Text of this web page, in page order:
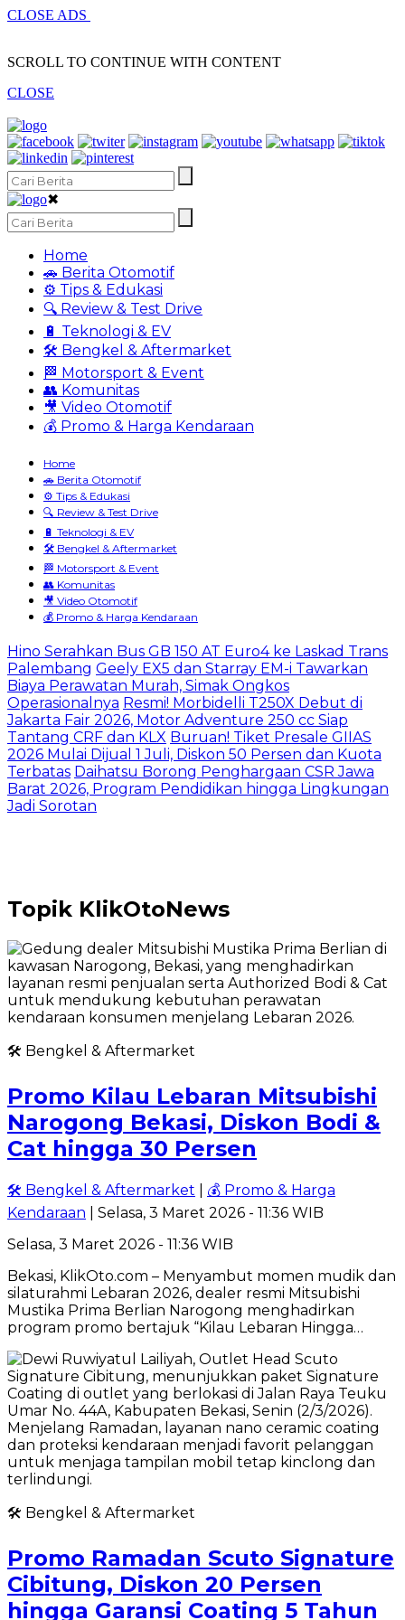
CLOSE ADS
SCROLL TO CONTINUE WITH CONTENT
CLOSE
✖
Home
🚗 Berita Otomotif
⚙️ Tips & Edukasi
🔍 Review & Test Drive
🔋 Teknologi & EV
🛠️ Bengkel & Aftermarket
🏁 Motorsport & Event
👥 Komunitas
🎥 Video Otomotif
💰 Promo & Harga Kendaraan
Home
🚗 Berita Otomotif
⚙️ Tips & Edukasi
🔍 Review & Test Drive
🔋 Teknologi & EV
🛠️ Bengkel & Aftermarket
🏁 Motorsport & Event
👥 Komunitas
🎥 Video Otomotif
💰 Promo & Harga Kendaraan
Hino Serahkan Bus GB 150 AT Euro4 ke Laskad Trans
Palembang Geely EX5 dan Starray EM-i Tawarkan
Biaya Perawatan Murah, Simak Ongkos
Operasionalnya Resmi! Morbidelli T250X Debut di
Jakarta Fair 2026, Motor Adventure 250 cc Siap
Tantang CRF dan KLX Buruan! Tiket Presale GIIAS
2026 Mulai Dijual 1 Juli, Diskon 50 Persen dan Kuota
Terbatas Daihatsu Borong Penghargaan CSR Jawa
Barat 2026, Program Pendidikan hingga Lingkungan
Jadi Sorotan
Topik KlikOtoNews
🛠️ Bengkel & Aftermarket
Promo Kilau Lebaran Mitsubishi
Narogong Bekasi, Diskon Bodi &
Cat hingga 30 Persen
🛠️ Bengkel & Aftermarket
💰 Promo & Harga
Kendaraan | Selasa, 3 Maret 2026 - 11:36 WIB
Selasa, 3 Maret 2026 - 11:36 WIB
Bekasi, KlikOto.com – Menyambut momen mudik dan
silaturahmi Lebaran 2026, dealer resmi Mitsubishi
Mustika Prima Berlian Narogong menghadirkan
program promo bertajuk “Kilau Lebaran Hingga…
🛠️ Bengkel & Aftermarket
Promo Ramadan Scuto Signature
Cibitung, Diskon 20 Persen
hingga Garansi Coating 5 Tahun